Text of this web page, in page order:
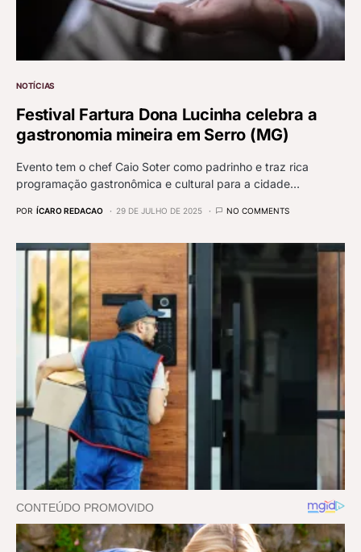
NOTÍCIAS
Festival Fartura Dona Lucinha celebra a
gastronomia mineira em Serro (MG)
Evento tem o chef Caio Soter como padrinho e traz rica
programação gastronômica e cultural para a cidade…
POR ÍCARO REDACAO 29 DE JULHO DE 2025 NO COMMENTS